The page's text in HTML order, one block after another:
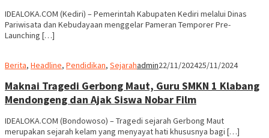
IDEALOKA.COM (Kediri) – Pemerintah Kabupaten Kediri melalui Dinas
Pariwisata dan Kebudayaan menggelar Pameran Temporer Pre-
Launching […]
Berita, Headline, Pendidikan, Sejarahadmin22/11/202425/11/2024
Maknai Tragedi Gerbong Maut, Guru SMKN 1 Klabang
Mendongeng dan Ajak Siswa Nobar Film
IDEALOKA.COM (Bondowoso) – Tragedi sejarah Gerbong Maut
merupakan sejarah kelam yang menyayat hati khususnya bagi […]